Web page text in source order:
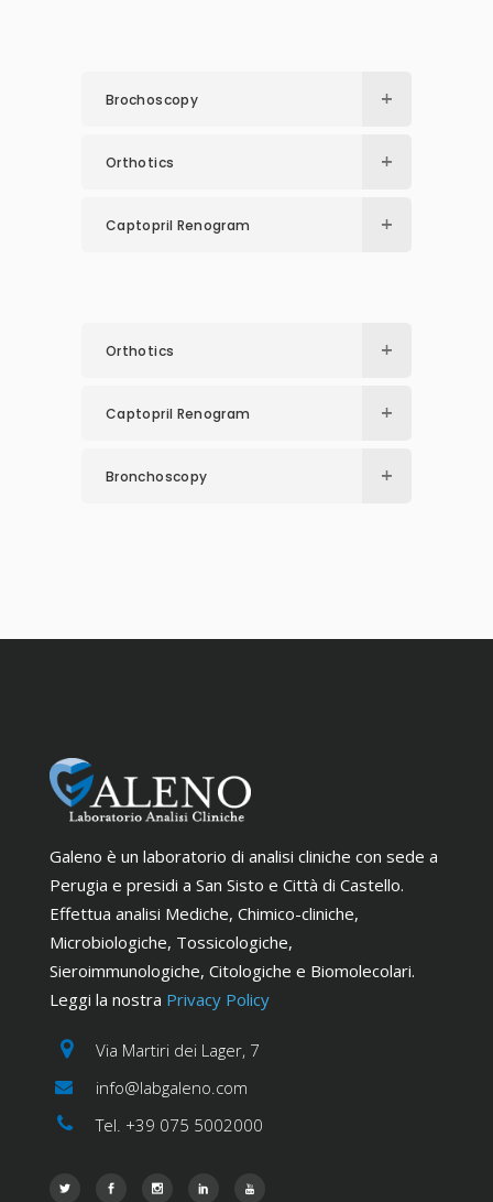
Brochoscopy
Orthotics
Captopril Renogram
Orthotics
Captopril Renogram
Bronchoscopy
Galeno è un laboratorio di analisi cliniche con sede a
Perugia e presidi a San Sisto e Città di Castello.
Effettua analisi Mediche, Chimico-cliniche,
Microbiologiche, Tossicologiche,
Sieroimmunologiche, Citologiche e Biomolecolari.
Leggi la nostra Privacy Policy
Via Martiri dei Lager, 7
info@labgaleno.com
Tel. +39 075 5002000